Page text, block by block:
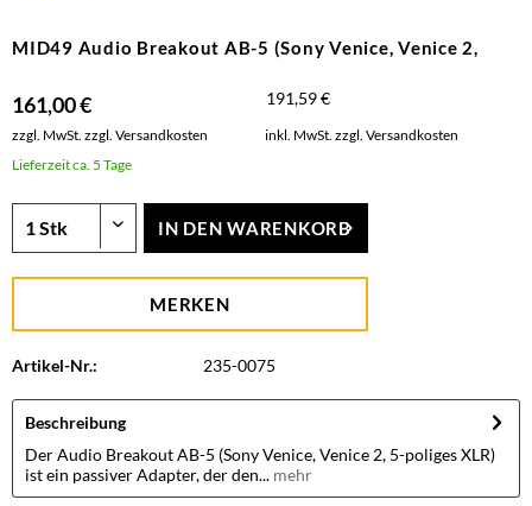
MID49 Audio Breakout AB-5 (Sony Venice, Venice 2,
161,00 € 191,59 €
zzgl. MwSt. zzgl. Versandkosten inkl. MwSt. zzgl. Versandkosten
Lieferzeit ca. 5 Tage
IN DEN WARENKORB
MERKEN
Artikel-Nr.: 235-0075
Beschreibung
Der Audio Breakout AB-5 (Sony Venice, Venice 2, 5-poliges XLR)
ist ein passiver Adapter, der den... mehr